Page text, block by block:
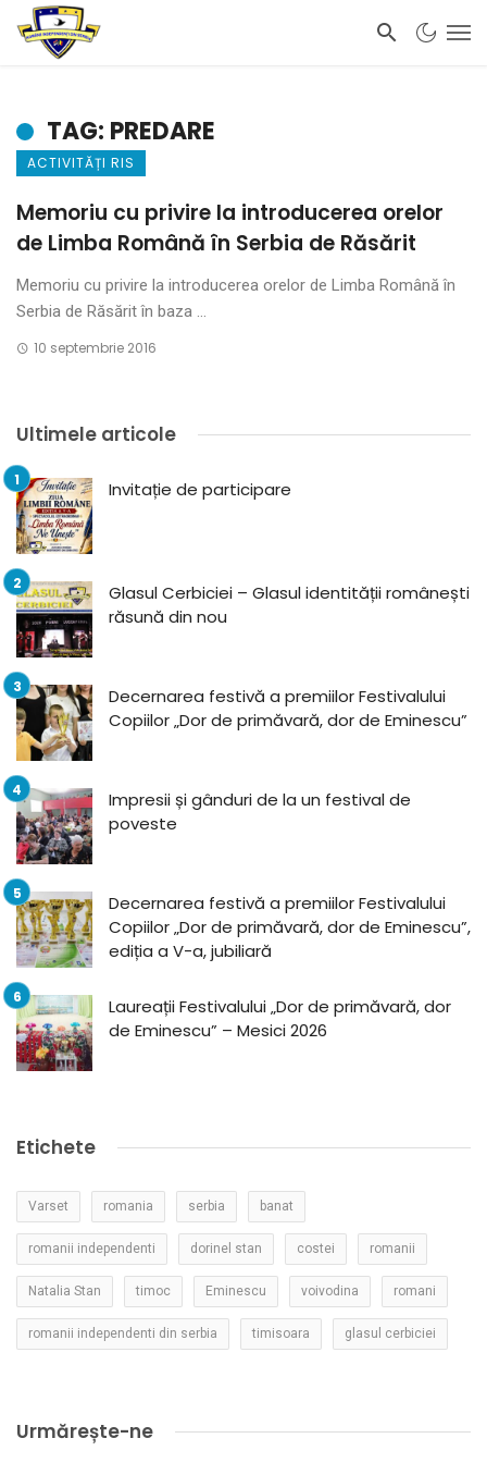
TAG: PREDARE
ACTIVITĂȚI RIS
Memoriu cu privire la introducerea orelor
de Limba Română în Serbia de Răsărit
Memoriu cu privire la introducerea orelor de Limba Română în
Serbia de Răsărit în baza ...
10 septembrie 2016
Ultimele articole
Invitație de participare
Glasul Cerbiciei – Glasul identității românești
răsună din nou
Decernarea festivă a premiilor Festivalului
Copiilor „Dor de primăvară, dor de Eminescu”
Impresii și gânduri de la un festival de
poveste
Decernarea festivă a premiilor Festivalului
Copiilor „Dor de primăvară, dor de Eminescu”,
ediția a V-a, jubiliară
Laureații Festivalului „Dor de primăvară, dor
de Eminescu” – Mesici 2026
Etichete
Varset romania serbia banat
romanii independenti dorinel stan costei romanii
Natalia Stan timoc Eminescu voivodina romani
romanii independenti din serbia timisoara glasul cerbiciei
Urmărește-ne